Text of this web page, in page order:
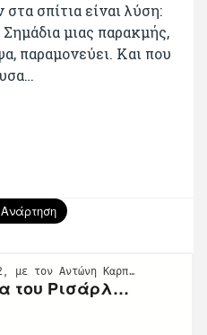
σπίτια είναι λύση:
Σημάδια μιας παρακμής,
παραμονεύει. Και που